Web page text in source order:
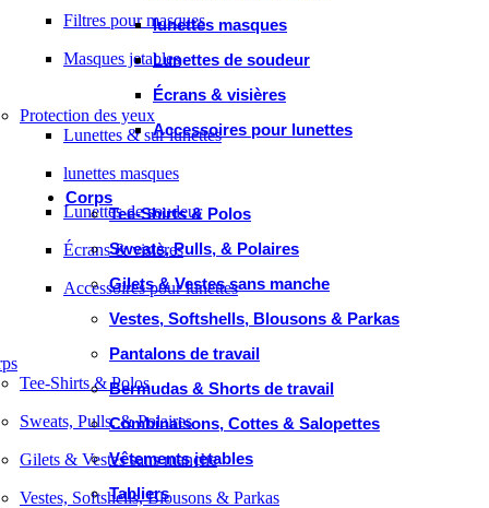
lunettes masques
Lunettes de soudeur
Écrans & visières
Accessoires pour lunettes
Corps
Tee-Shirts & Polos
Sweats, Pulls, & Polaires
Gilets & Vestes sans manche
Vestes, Softshells, Blousons & Parkas
Pantalons de travail
Bermudas & Shorts de travail
Combinaisons, Cottes & Salopettes
Vêtements jetables
Tabliers
Filtres pour masques
Masques jetables
Protection des yeux
Lunettes & sur lunettes
lunettes masques
Lunettes de soudeur
Écrans & visières
Accessoires pour lunettes
Tee-Shirts & Polos
Sweats, Pulls, & Polaires
Gilets & Vestes sans manche
Vestes, Softshells, Blousons & Parkas